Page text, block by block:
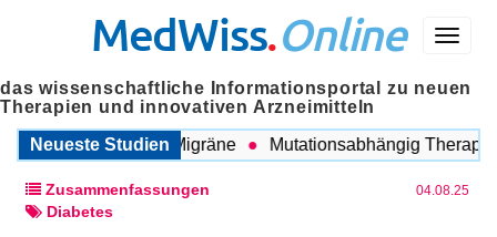
Menü
MedWiss.Online
das wissenschaftliche Informationsportal zu neuen
Therapien und innovativen Arzneimitteln
Neueste Studien
COPD und Migräne Mutationsabhängig Therapie
Zusammenfassungen 04.08.25
Diabetes